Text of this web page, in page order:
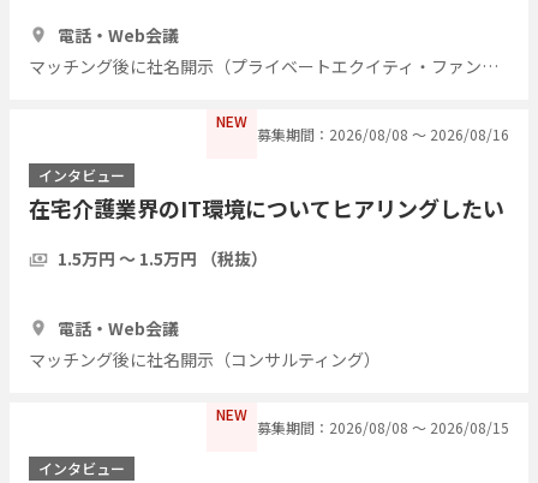
電話・Web会議
マッチング後に社名開示（プライベートエクイティ・ファンド）
NEW
募集期間：2026/08/08 〜 2026/08/16
インタビュー
在宅介護業界のIT環境についてヒアリングしたい
1.5万円 〜 1.5万円 （税抜）
電話・Web会議
マッチング後に社名開示（コンサルティング）
NEW
募集期間：2026/08/08 〜 2026/08/15
インタビュー